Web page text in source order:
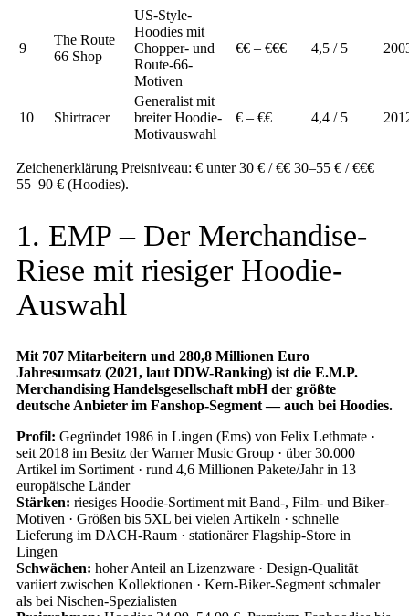
9
The Route
66 Shop
US-Style-
Hoodies mit
Chopper- und
Route-66-
Motiven
€€ – €€€ 4,5 / 5
10 Shirtracer
Generalist mit
breiter Hoodie-
Motivauswahl
€ – €€ 4,4 / 5
Zeichenerklärung Preisniveau: € unter 30 € / €€ 30–55 € / €€€
55–90 € (Hoodies).
1. EMP – Der Merchandise-
Riese mit riesiger Hoodie-
Auswahl
Mit 707 Mitarbeitern und 280,8 Millionen Euro
Jahresumsatz (2021, laut DDW-Ranking) ist die E.M.P.
Merchandising Handelsgesellschaft mbH der größte
deutsche Anbieter im Fanshop-Segment — auch bei Hoodies.
Profil: Gegründet 1986 in Lingen (Ems) von Felix Lethmate ·
seit 2018 im Besitz der Warner Music Group · über 30.000
Artikel im Sortiment · rund 4,6 Millionen Pakete/Jahr in 13
europäische Länder
Stärken: riesiges Hoodie-Sortiment mit Band-, Film- und Biker-
Motiven · Größen bis 5XL bei vielen Artikeln · schnelle
Lieferung im DACH-Raum · stationärer Flagship-Store in
Lingen
Schwächen: hoher Anteil an Lizenzware · Design-Qualität
variiert zwischen Kollektionen · Kern-Biker-Segment schmaler
als bei Nischen-Spezialisten